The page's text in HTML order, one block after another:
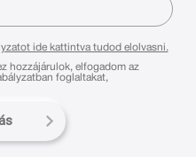
ide kattintva tudod elolvasni.
hozzájárulok, elfogadom az
adatvédelmi és adatkezelési szabályzatban foglaltakat,